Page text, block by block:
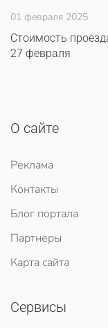
01 февраля 2025
Стоимость
27 февраля
О сайте
Реклама
Контакты
Блог портала
Партнеры
Карта сайта
Сервисы